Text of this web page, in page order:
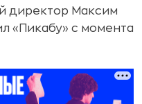
директор Максим
«Пикабу» с момента